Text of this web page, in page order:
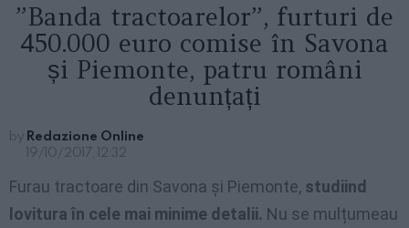
”Banda tractoarelor”, furturi de
450.000 euro comise în Savona
și Piemonte, patru români
denunțați
by Redazione Online
19/10/2017, 12:32
Furau tractoare din Savona și Piemonte, studiind
lovitura în cele mai minime detalii. Nu se mulțumeau